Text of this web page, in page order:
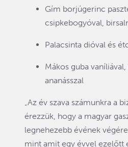
Gím borjúgerinc
csipkebogyóval,
Palacsinta dióval és
Mákos guba
ananásszal
„Az év szava számunkra a
érezzük, hogy a magyar
legnehezebb évének
mint amit egy évvel ezelőtt